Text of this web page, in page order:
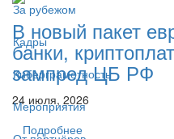
За рубежом
Кадры
Киберграмотность
Мероприятия
В новый пакет
банки,
зампред ЦБ РФ
24 июля, 2026
Подробнее